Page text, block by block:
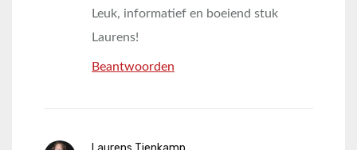
Leuk, informatief en boeiend stuk
Laurens!
Beantwoorden